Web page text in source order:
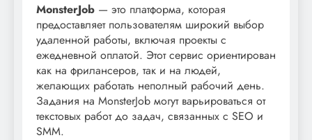
MonsterJob — это платформа, которая
предоставляет пользователям широкий выбор
удаленной работы, включая проекты с
ежедневной оплатой. Этот сервис ориентирован
как на фрилансеров, так и на людей,
желающих работать неполный рабочий день.
Задания на MonsterJob могут варьироваться от
текстовых работ до задач, связанных с SEO и
SMM.